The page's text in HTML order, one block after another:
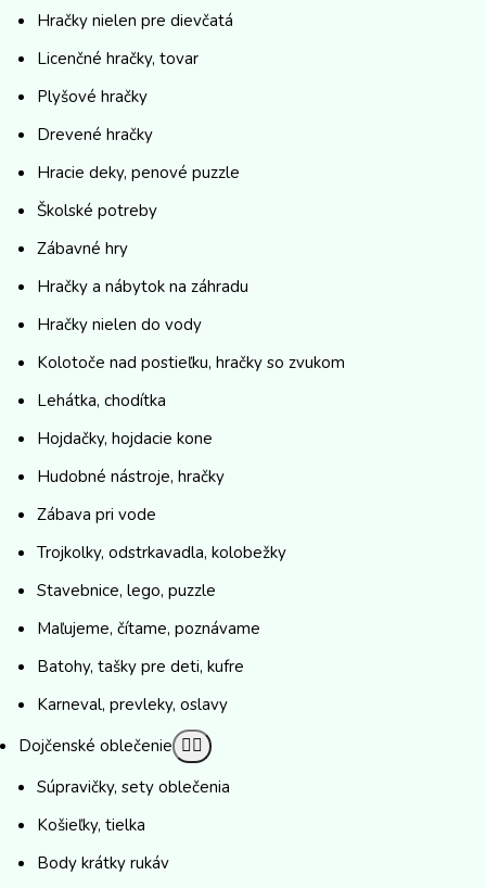
Hračky nielen pre dievčatá
Licenčné hračky, tovar
Plyšové hračky
Drevené hračky
Hracie deky, penové puzzle
Školské potreby
Zábavné hry
Hračky a nábytok na záhradu
Hračky nielen do vody
Kolotoče nad postieľku, hračky so zvukom
Lehátka, chodítka
Hojdačky, hojdacie kone
Hudobné nástroje, hračky
Zábava pri vode
Trojkolky, odstrkavadla, kolobežky
Stavebnice, lego, puzzle
Maľujeme, čítame, poznávame
Batohy, tašky pre deti, kufre
Karneval, prevleky, oslavy
Dojčenské oblečenie
Súpravičky, sety oblečenia
Košieľky, tielka
Body krátky rukáv